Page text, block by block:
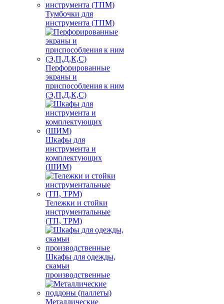
Тумбочки для
инструмента (ТПМ)
Перфорированные
экраны и
приспособления к ним
(Э,П,Д,К,С)
Шкафы для
инструмента и
комплектующих
(ШИМ)
Тележки и стойки
инструментальные
(ТП, ТРМ)
Шкафы для одежды,
скамьи
производственные
Металлические